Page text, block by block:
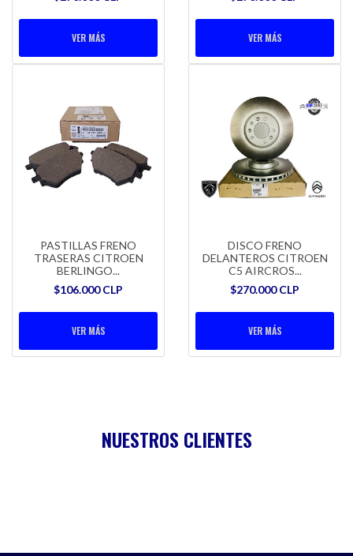
VER MÁS VER MÁS
PASTILLAS FRENO
TRASERAS CITROEN
BERLINGO...
$106.000 CLP
VER MÁS
DISCO FRENO
DELANTEROS CITROEN
C5 AIRCROS...
$270.000 CLP
VER MÁS
NUESTROS CLIENTES